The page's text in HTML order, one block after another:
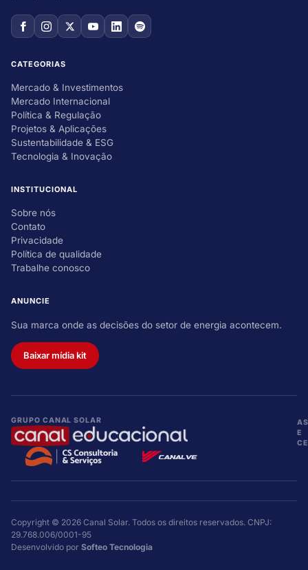
CATEGORIAS
Mercado & Investimentos
Mercado Internacional
Política & Regulação
Projetos & Aplicações
Sustentabilidade & ESG
Tecnologia & Inovação
INSTITUCIONAL
Sobre nós
Contato
Privacidade
Política de qualidade
Trabalhe conosco
ANUNCIE
Sua marca onde as decisões do setor de energia acontecem.
Baixar mídia kit
GRUPO CANAL SOLAR
E
Copyright © 2026 Canal Solar. Todos os direitos reservados. CNPJ:
29.768.006/0001-95
Desenvolvido por Softeo Tecnologia